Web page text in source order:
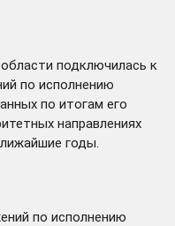
подключилась к
по исполнению
по итогам его
направлениях
годы.
по исполнению